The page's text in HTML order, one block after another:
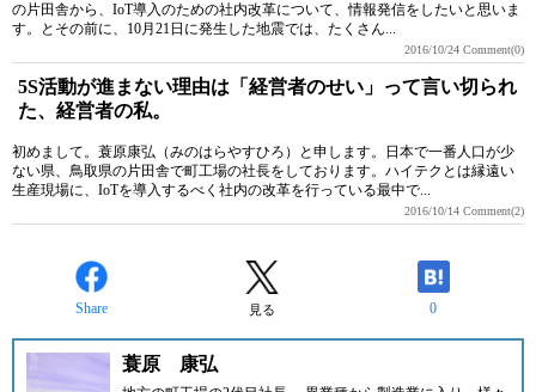
の片田舎から、IoT導入のための社内改革について、情報発信をしたいと思いま
す。とその前に、10月21日に発生した地震では、たくさん...
2016/10/24 Comment(0)
5S活動が進まない理由は「経営者のせい」って言い切られ
た、経営者の私。
初めまして。蓑原康弘（みのはらやすひろ）と申します。日本で一番人口が少
ない県、鳥取県の片田舎で町工場の社長をしております。ハイテクとは縁遠い
生産現場に、IoTを導入するべく社内の改革を行っている最中で...
2016/10/14 Comment(2)
Share 見る 0
蓑原 康弘